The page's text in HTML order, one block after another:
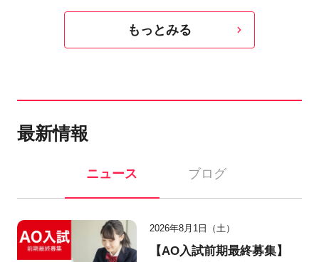
もっとみる
最新情報
ニュース ブログ
2026年8月1日（土）
【AO入試前期最終募集】